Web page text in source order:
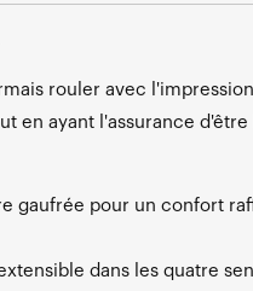
rouler avec
en ayant l'assurance d'être
gaufrée pour un confort
dans les quatre